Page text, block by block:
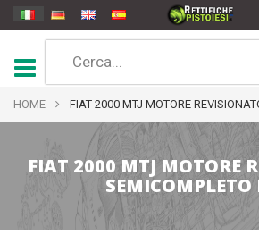
HOME FIAT 2000 MTJ MOTORE
FIAT 2000 MTJ MOTORE
SEMICOMPLETO